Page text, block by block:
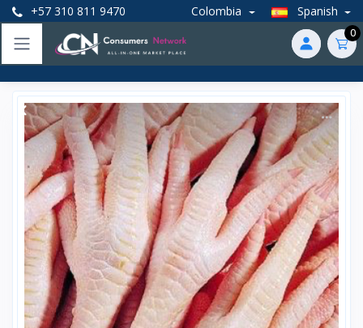
+57 310 811 9470 Colombia Spanish
0